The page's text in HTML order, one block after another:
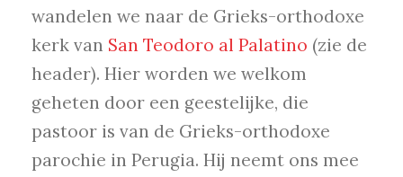
wandelen we naar de Grieks-orthodoxe
kerk van San Teodoro al Palatino (zie de
header). Hier worden we welkom
geheten door een geestelijke, die
pastoor is van de Grieks-orthodoxe
parochie in Perugia. Hij neemt ons mee